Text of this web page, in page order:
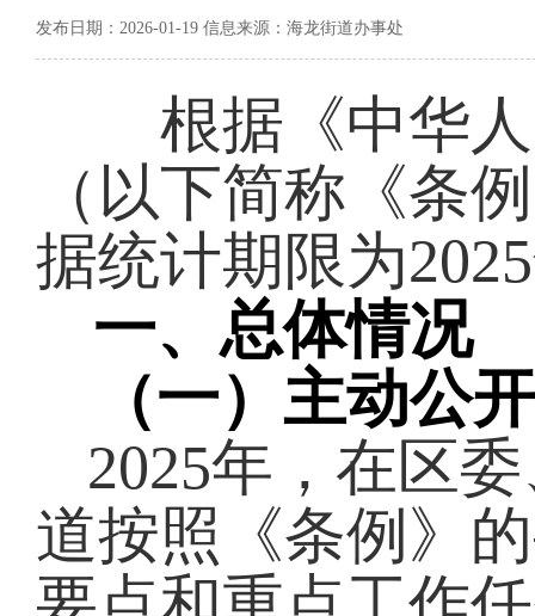
发布日期：2026-01-19 信息来源：海龙街道办事处
根据《中华人
（以下简称《条
据统计期限为2025
一、总体情况
（一）主动公
2025年，在区
道按照《条例》